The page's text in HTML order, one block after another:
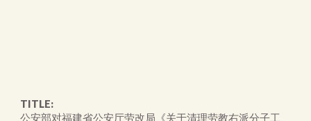
TITLE:
公安部对福建省公安厅劳改局《关于清理劳教右派分子工